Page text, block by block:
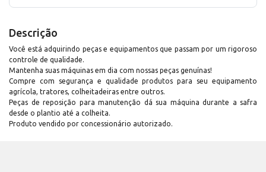
Descrição
Você está adquirindo peças e equipamentos que passam por um rigoroso
controle de qualidade.
Mantenha suas máquinas em dia com nossas peças genuínas!
Compre com segurança e qualidade produtos para seu equipamento
agrícola, tratores, colheitadeiras entre outros.
Peças de reposição para manutenção dá sua máquina durante a safra
desde o plantio até a colheita.
Produto vendido por concessionário autorizado.